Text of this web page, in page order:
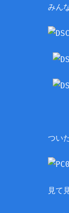
みん
つい
見て